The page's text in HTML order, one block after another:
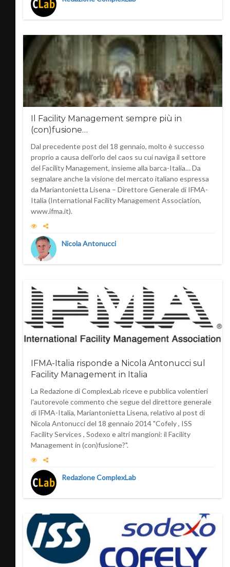
Il Facility Management sempre più in
(con)fusione…
Dal precedente post del 18 gennaio, molto è successo
proprio a causa dell’orlo del caos su cui naviga il settore
del Facility Management, insieme alla barca-Italia… Da
segnalare anche la visione del mercato italiano espressa
da Mariantonietta Lisena – Direttore Generale di IFMA-
Italia (International Facility Management Association,
www.ifma.it).
Nicola Antonucci
IFMA-Italia risponde a Nicola Antonucci sul
Facility Management in Italia
La Redazione di ComplexLab riceve e pubblica volentieri
l'autorevole commento che segue del direttore generale
di IFMA-Italia, Mariantonietta Lisena, relativo al post di
Nicola Antonucci del 18 gennaio 2014 "Cofely , ISS
Facility Services , Sodexo e altri mangioni: il Facility
Management in (con)fusione?".
Redazione ComplexLab